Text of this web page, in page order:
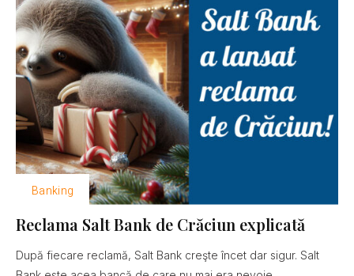
Banking
Reclama Salt Bank de Crăciun explicată
După fiecare reclamă, Salt Bank creşte încet dar sigur. Salt